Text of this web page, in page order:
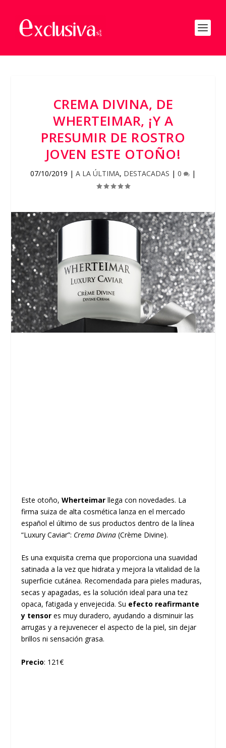
CREMA DIVINA, DE
WHERTEIMAR, ¡Y A
PRESUMIR DE ROSTRO
JOVEN ESTE OTOÑO!
07/10/2019 | A LA ÚLTIMA, DESTACADAS | 0 |
Este otoño,Wherteimar llega con novedades. La
firma suiza de alta cosmética lanza en el mercado
español el último de sus productos dentro de la línea
“Luxury Caviar”: Crema Divina (Crème Divine).
Es una exquisita crema que proporciona una suavidad
satinada a la vez que hidrata y mejora la vitalidad de la
superficie cutánea. Recomendada para pieles maduras,
secas y apagadas, es la solución ideal para una tez
opaca, fatigada y envejecida. Su efecto reafirmante
y tensor es muy duradero, ayudando a disminuir las
arrugas y a rejuvenecer el aspecto de la piel, sin dejar
brillos ni sensación grasa.
Precio: 121€